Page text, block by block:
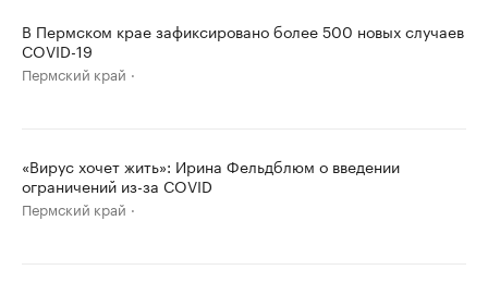
В Пермском крае зафиксировано более 500 новых случаев
COVID-19
Пермский край
«Вирус хочет жить»: Ирина Фельдблюм о введении
ограничений из-за COVID
Пермский край